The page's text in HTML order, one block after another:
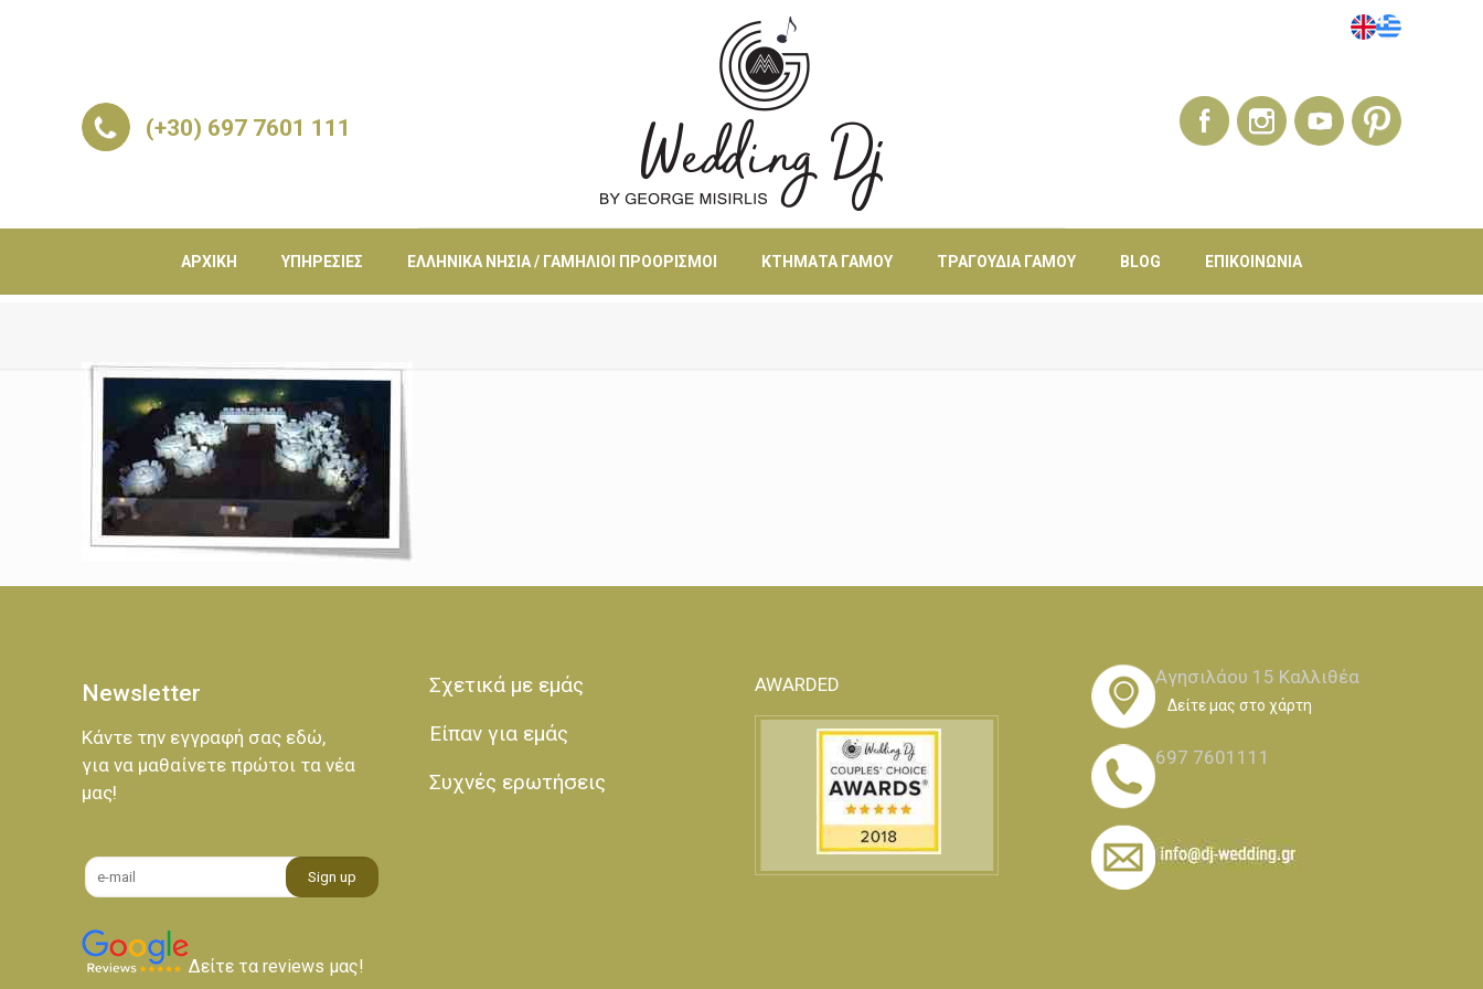
(+30) 697 7601 111
ΑΡΧΙΚΉ ΥΠΗΡΕΣΊΕΣ ΕΛΛΗΝΙΚΆ ΝΗΣΙΆ / ΓΑΜΉΛΙΟΙ ΠΡΟΟΡΙΣΜΟΊ ΚΤΉΜΑΤΑ ΓΆΜΟΥ ΤΡΑΓΟΎΔΙΑ ΓΆΜΟΥ BLOG ΕΠΙΚΟΙΝΩΝΊΑ
Newsletter
Κάντε την εγγραφή σας εδώ,
για να μαθαίνετε πρώτοι τα νέα
μας!
Δείτε τα reviews μας!
Σχετικά με εμάς
Είπαν για εμάς
Συχνές ερωτήσεις
AWARDED Αγησιλάου 15 Καλλιθέα
Δείτε μας στο χάρτη
697 7601111